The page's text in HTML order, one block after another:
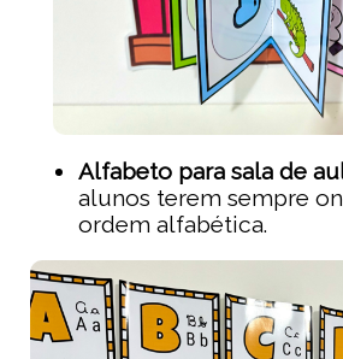
Alfabeto para sala de
alunos terem sempre
ordem alfabética.